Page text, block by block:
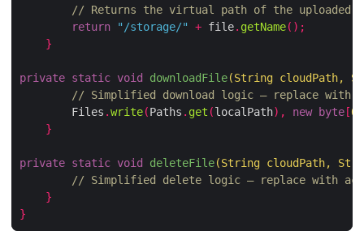
// Returns the virtual path of the uploaded
return
"/storage/" + file. getName();
}
private static void downloadFile(String cloudPath,
// Simplified download logic – replace with
        Files
.write(Paths . get (localPath), new byte [0
}
private static void deleteFile(String cloudPath,
// Simplified delete logic – replace with
}
}